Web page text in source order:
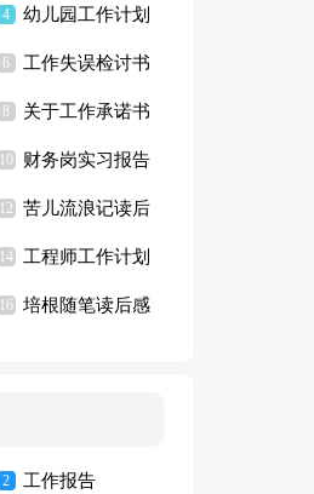
习报告4篇
4 幼儿园工作计划
【精】
6 工作失误检讨书
【荐】
8 关于工作承诺书
模板汇编六篇
10 财务岗实习报告
合集8篇
12 苦儿流浪记读后
感(汇编15篇)
14 工程师工作计划
(15篇)
16 培根随笔读后感
2 工作报告